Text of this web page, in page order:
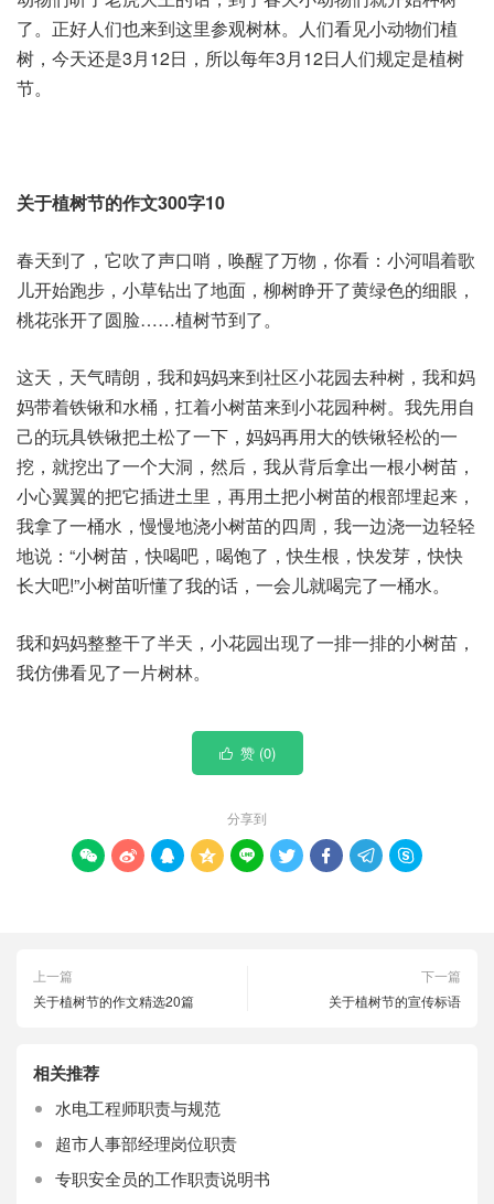
了。正好人们也来到这里参观树林。人们看见小动物们植
树，今天还是3月12日，所以每年3月12日人们规定是植树
节。
关于植树节的作文300字10
春天到了，它吹了声口哨，唤醒了万物，你看：小河唱着歌
儿开始跑步，小草钻出了地面，柳树睁开了黄绿色的细眼，
桃花张开了圆脸……植树节到了。
这天，天气晴朗，我和妈妈来到社区小花园去种树，我和妈
妈带着铁锹和水桶，扛着小树苗来到小花园种树。我先用自
己的玩具铁锹把土松了一下，妈妈再用大的铁锹轻松的一
挖，就挖出了一个大洞，然后，我从背后拿出一根小树苗，
小心翼翼的把它插进土里，再用土把小树苗的根部埋起来，
我拿了一桶水，慢慢地浇小树苗的四周，我一边浇一边轻轻
地说：“小树苗，快喝吧，喝饱了，快生根，快发芽，快快
长大吧!”小树苗听懂了我的话，一会儿就喝完了一桶水。
我和妈妈整整干了半天，小花园出现了一排一排的小树苗，
我仿佛看见了一片树林。
 赞 (0)
分享到
        
上一篇
关于植树节的作文精选20篇
下一篇
关于植树节的宣传标语
相关推荐
水电工程师职责与规范
超市人事部经理岗位职责
专职安全员的工作职责说明书